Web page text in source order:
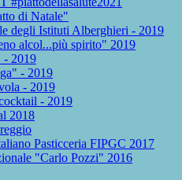
di Natale"
degli Istituti Alberghieri - 2019
alcol...più spirito" 2019
- 2019
- 2019
- 2019
- 2019
2018
Pasticceria FIPGC 2017
"Carlo Pozzi" 2016